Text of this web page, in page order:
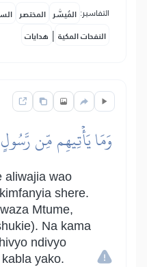
التفاسير: المُيسَّر المختصر
النفحات المكية | هدايات
وَمَا يَأۡتِيهِم مِّن
aliwajia wao
shere.
Mtume,
Na kama
ndivyo
yako.